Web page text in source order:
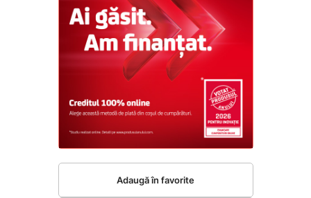
Adaugă în favorite